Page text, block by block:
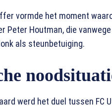
vormde het moment
Peter Houtman, die
als steunbetuiging.
werd het duel tussen